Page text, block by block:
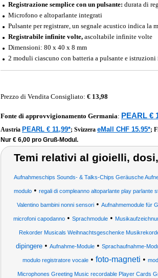
Registrazione semplice con un pulsante: durata di
Microfono e altoparlante integrati
Pulsante per registrare, un segnale acustico indica la
Registrabile infinite volte, ascoltabile infinite volte
Dimensioni: 80 x 40 x 8 mm
2 moduli ciascuno con batteria a pulsante e
Prezzo di Vendita Consigliato: € 13,98
Fonte di approvvigionamento Germania: PEARL €
Austria PEARL € 11,99*; Svizzera eMall CHF 15.95*;
Nur € 6,00 pro Gruß-Modul.
Temi relativi al gioielli,
Aufnahmeschips Sounds- & Talks-Chips Geräusche
modulo • regali di compleanno altoparlante play parlante
Valentino bambini nonni sensori• Aufnahmemodule für
microfoni capodanno• Sprachmodule•
Rekorder Musicals Weihnachtsgeschenke
dipingere• Aufnahme-Module• Sprachaufnahme-
modulo registratore vocale• foto-magneti •
Microphones Greeting Music recordable Player Cards